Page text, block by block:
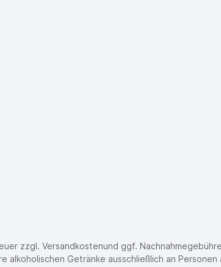
zzgl. Versandkostenund ggf.
alkoholischen Getränke ausschließlich an Personen